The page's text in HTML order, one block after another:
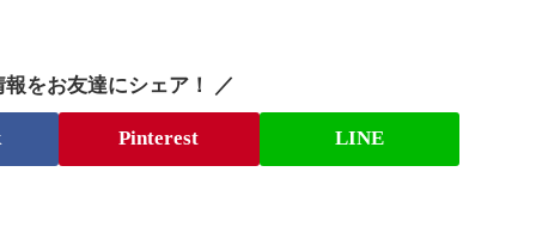
をお友達にシェア！ ／
Pinterest LINE